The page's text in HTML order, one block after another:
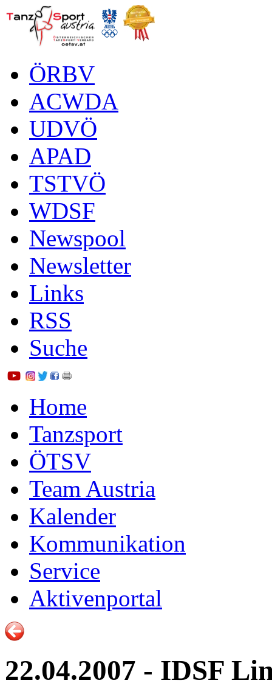
ÖRBV
ACWDA
UDVÖ
APAD
TSTVÖ
WDSF
Newspool
Newsletter
Links
RSS
Suche
Home
Tanzsport
ÖTSV
Team Austria
Kalender
Kommunikation
Service
Aktivenportal
22.04.2007 - IDSF